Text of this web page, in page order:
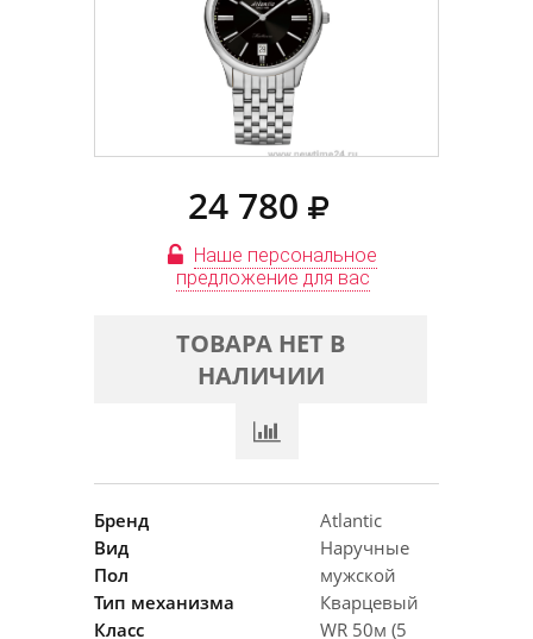
24 780
Наше персональное
предложение для вас
ТОВАРА НЕТ В
НАЛИЧИИ
Бренд
Atlantic
Вид
Наручные
Пол
мужской
Тип механизма
Кварцевый
Класс
WR 50м (5